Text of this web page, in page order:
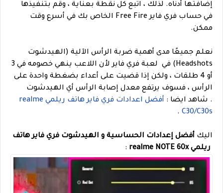
إضافتها أدناه. لذلك ، اتبع كل نقطة بعناية ، وقم بتنفيذها
في حساب فري فاير Free Fire الخاص بك في أسرع وقت
ممكن.
نعلم جميعًا مدى أهمية ضربة الرأس الآلية (الهيدشوت
Headshots) في لعبة فري فاير لأن اللاعب ينهي خصومه في 3
أو 4 طلقات ، ولكن إذا قضيت على أعداء بضغطة واحدة على
الرأس ، فسوف يرتفع معدل إصابة الرأس أي الهيدشوت
. شاهد ايضا :
أفضل اعدادات فري فاير هاتف ريلمي realme
C30/C30s
.
اليك أفضل إعدادات الحساسية و الهيدشوت فري فاير هاتف
ريلمي realmeNOTE 60x
: